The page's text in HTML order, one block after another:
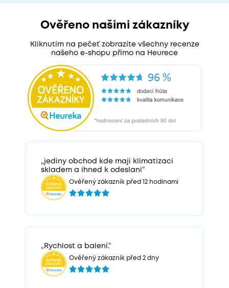
Ověřeno našimi zákazníky
Kliknutím na pečeť zobrazíte všechny recenze
našeho e-shopu přímo na Heurece
„jediny obchod kde maji klimatizaci
skladem a ihned k odeslani“
Ověřený zákazník před 12 hodinami
„Rychlost a balení.“
Ověřený zákazník před 2 dny